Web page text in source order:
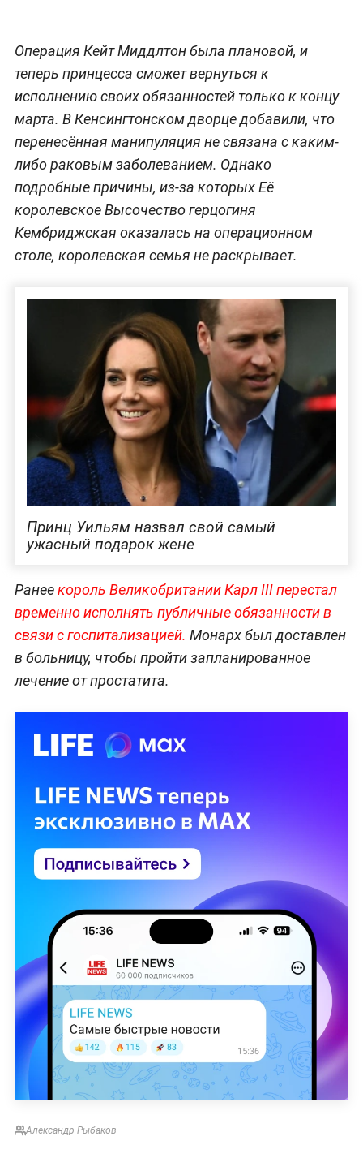
Операция Кейт Миддлтон была плановой, и
теперь принцесса сможет вернуться к
исполнению своих обязанностей только к концу
марта. В Кенсингтонском дворце добавили, что
перенесённая манипуляция не связана с каким-
либо раковым заболеванием. Однако
подробные причины, из-за которых Её
королевское Высочество герцогиня
Кембриджская оказалась на операционном
столе, королевская семья не раскрывает.
Принц Уильям назвал свой самый
ужасный подарок жене
Ранеекороль Великобритании Карл III перестал
временно исполнять публичные обязанности в
связи с госпитализацией. Монарх был доставлен
в больницу, чтобы пройти запланированное
лечение от простатита.
Александр Рыбаков